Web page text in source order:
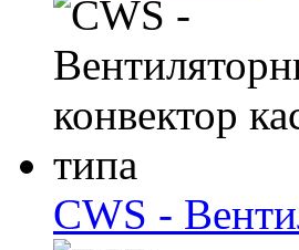
CWS -